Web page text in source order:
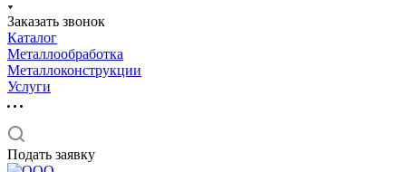
Заказать звонок
Каталог
Металлообработка
Металлоконструкции
Услуги
Подать заявку